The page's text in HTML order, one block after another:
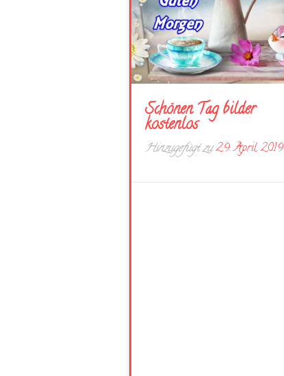
Schönen Tag bilder
kostenlos
Hinzugefügt zu29. April 2019